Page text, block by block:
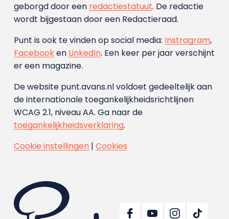
geborgd door een redactiestatuut. De redactie
wordt bijgestaan door een Redactieraad.
Punt is ook te vinden op social media: Instragram,
Facebooken LinkedIn. Een keer per jaar verschijnt
er een magazine.
De website punt.avans.nl voldoet gedeeltelijk aan
de internationale toegankelijkheidsrichtlijnen
WCAG 2.1, niveau AA. Ga naar de
toegankelijkheidsverklaring.
Cookie instellingen| Cookies